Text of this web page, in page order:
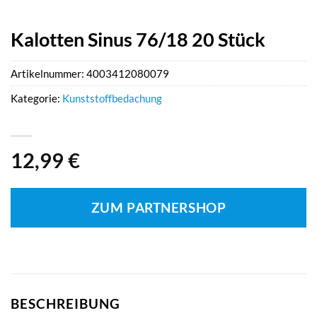
Kalotten Sinus 76/18 20 Stück
12,99 €
ZUM PARTNERSHOP
Artikelnummer: 4003412080079
Kategorie: Kunststoffbedachung
BESCHREIBUNG